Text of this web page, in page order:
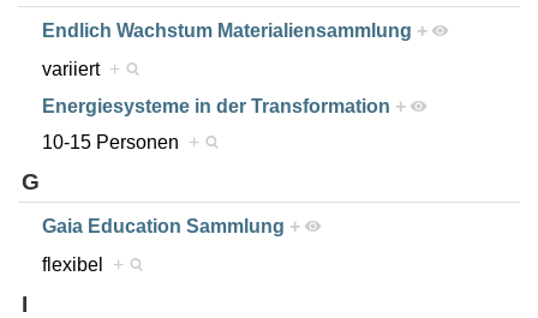
Endlich Wachstum Materialiensammlung +
variiert +
Energiesysteme in der Transformation +
10-15 Personen +
G
Gaia Education Sammlung +
flexibel +
I